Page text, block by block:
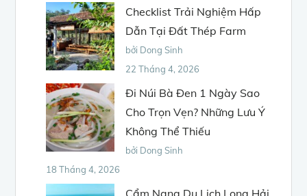
Checklist Trải Nghiệm Hấp
Dẫn Tại Đất Thép Farm
bởi Dong Sinh
22 Tháng 4, 2026
Đi Núi Bà Đen 1 Ngày Sao
Cho Trọn Vẹn? Những Lưu Ý
Không Thể Thiếu
bởi Dong Sinh
18 Tháng 4, 2026
Cẩm Nang Du Lịch Long Hải